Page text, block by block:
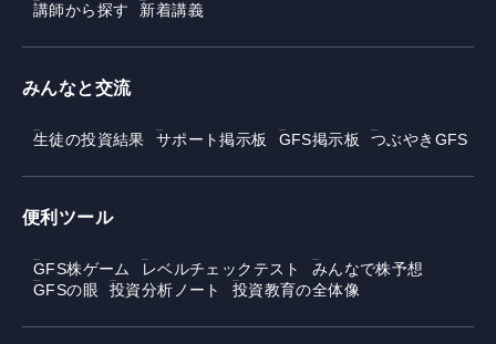
講師から探す
新着講義
みんなと交流
生徒の投資結果 サポート掲示板 GFS掲示板 つぶやきGFS
便利ツール
GFS株ゲーム レベルチェックテスト
みんなで株予想
GFSの眼
投資分析ノート 投資教育の全体像